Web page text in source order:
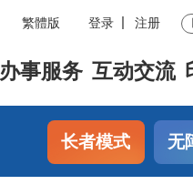
繁體版 登录 注册
办事服务 互动交流
长者模式 无